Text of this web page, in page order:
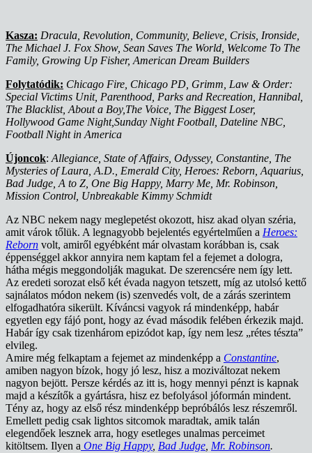
Kasza: Dracula, Revolution, Community, Believe, Crisis, Ironside,
The Michael J. Fox Show, Sean Saves The World, Welcome To The
Family, Growing Up Fisher, American Dream Builders
Folytatódik: Chicago Fire, Chicago PD, Grimm, Law & Order:
Special Victims Unit, Parenthood, Parks and Recreation, Hannibal,
The Blacklist, About a Boy,The Voice, The Biggest Loser,
Hollywood Game Night,Sunday Night Football, Dateline NBC,
Football Night in America
Újoncok: Allegiance, State of Affairs, Odyssey, Constantine, The
Mysteries of Laura, A.D., Emerald City, Heroes: Reborn, Aquarius,
Bad Judge, A to Z, One Big Happy, Marry Me, Mr. Robinson,
Mission Control, Unbreakable Kimmy Schmidt
Az NBC nekem nagy meglepetést okozott, hisz akad olyan széria,
amit várok tőlük. A legnagyobb bejelentés egyértelműen a Heroes:
Reborn volt, amiről egyébként már olvastam korábban is, csak
éppenséggel akkor annyira nem kaptam fel a fejemet a dologra,
hátha mégis meggondolják magukat. De szerencsére nem így lett.
Az eredeti sorozat első két évada nagyon tetszett, míg az utolsó kettő
sajnálatos módon nekem (is) szenvedés volt, de a zárás szerintem
elfogadhatóra sikerült. Kíváncsi vagyok rá mindenképp, habár
egyetlen egy fájó pont, hogy az évad második felében érkezik majd.
Habár így csak tizenhárom epizódot kap, így nem lesz „rétes tészta”
elvileg.
Amire még felkaptam a fejemet az mindenképp a Constantine,
amiben nagyon bízok, hogy jó lesz, hisz a moziváltozat nekem
nagyon bejött. Persze kérdés az itt is, hogy mennyi pénzt is kapnak
majd a készítők a gyártásra, hisz ez befolyásol jóformán mindent.
Tény az, hogy az első rész mindenképp bepróbálós lesz részemről.
Emellett pedig csak lightos sitcomok maradtak, amik talán
elegendőek lesznek arra, hogy esetleges unalmas perceimet
kitöltsem. Ilyen a One Big Happy, Bad Judge Mr. Robinson.